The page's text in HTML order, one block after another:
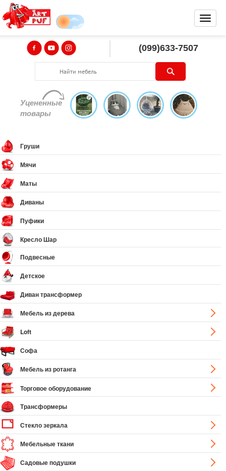
(099)633-7507
Уцененные
товары
Груши
Мячи
Маты
Диваны
Пуфики
Кресло Шар
Подвесные
Детское
Диван трансформер
Мебель из дерева
Loft
Софа
Мебель из ротанга
Торговое оборудование
Трансформеры
Стекло зеркала
Мебельные ткани
Садовые подушки